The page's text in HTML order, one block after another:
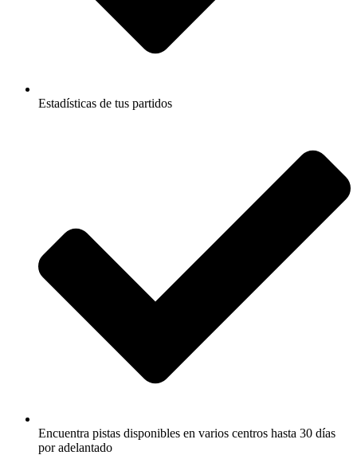
Estadísticas de tus partidos
Encuentra pistas disponibles en varios centros hasta 30 días
por adelantado